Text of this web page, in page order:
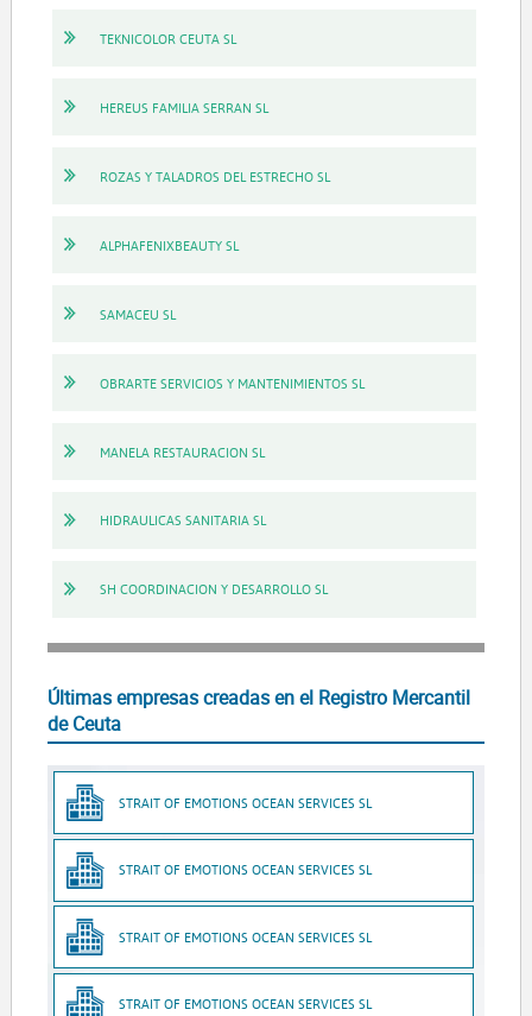
TEKNICOLOR CEUTA SL
HEREUS FAMILIA SERRAN SL
ROZAS Y TALADROS DEL ESTRECHO SL
ALPHAFENIXBEAUTY SL
SAMACEU SL
OBRARTE SERVICIOS Y MANTENIMIENTOS SL
MANELA RESTAURACION SL
HIDRAULICAS SANITARIA SL
SH COORDINACION Y DESARROLLO SL
Últimas empresas creadas en el Registro Mercantil
de Ceuta
STRAIT OF EMOTIONS OCEAN SERVICES SL
STRAIT OF EMOTIONS OCEAN SERVICES SL
STRAIT OF EMOTIONS OCEAN SERVICES SL
STRAIT OF EMOTIONS OCEAN SERVICES SL